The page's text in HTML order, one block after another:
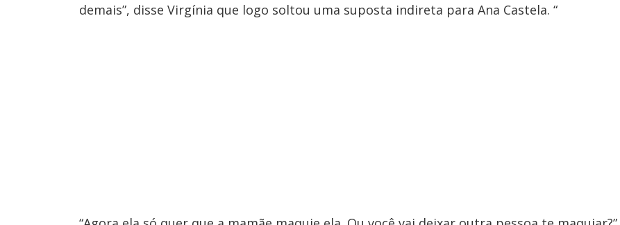
demais”, disse Virgínia que logo soltou uma suposta indireta para Ana Castela. “